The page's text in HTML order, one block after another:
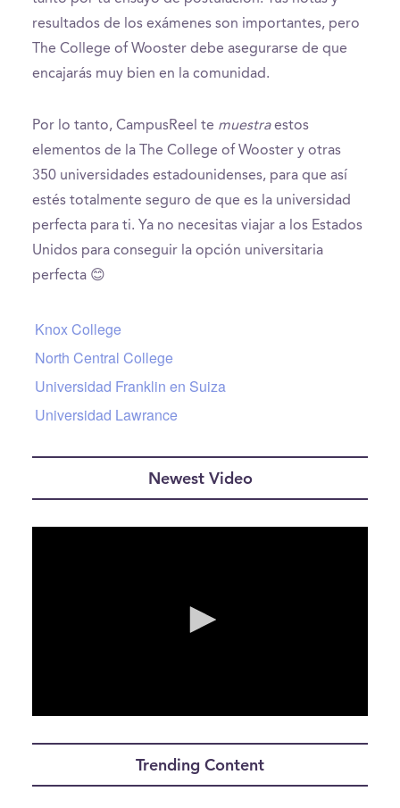
resultados de los exámenes son importantes, pero
The College of Wooster debe asegurarse de que
encajarás muy bien en la comunidad.
Por lo tanto, CampusReel te muestraestos
elementos de la The College of Wooster y otras
350 universidades estadounidenses, para que así
estés totalmente seguro de que es la universidad
perfecta para ti. Ya no necesitas viajar a los Estados
Unidos para conseguir la opción universitaria
perfecta 😊
Knox College
North Central College
Universidad Franklin en Suiza
Universidad Lawrance
Newest Video
Trending Content